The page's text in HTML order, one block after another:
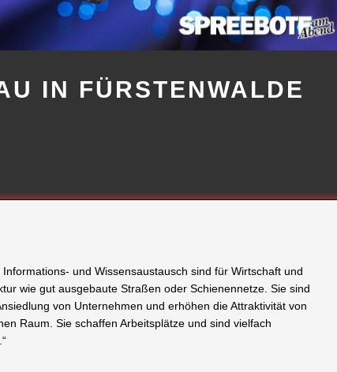
IN FÜRSTENWALDE
und Wissensaustausch sind für Wirtschaft und
wie gut ausgebaute Straßen oder Schienennetze. Sie sind
von Unternehmen und erhöhen die Attraktivität von
Raum. Sie schaffen Arbeitsplätze und sind vielfach